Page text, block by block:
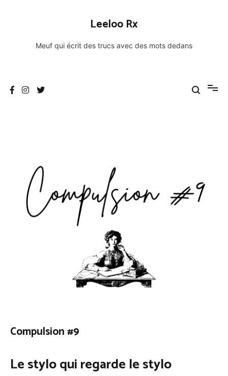
Leeloo Rx
Meuf qui écrit des trucs avec des mots dedans
Compulsion #9
Le stylo qui regarde le stylo